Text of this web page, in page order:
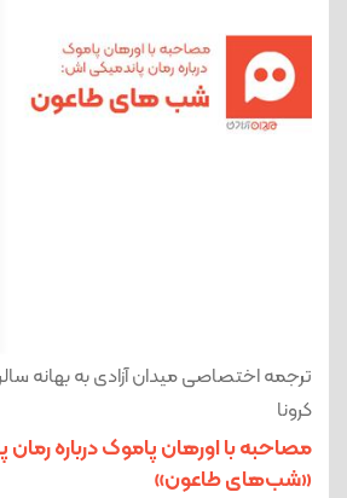
ترجمه اختصاصی میدان آزادی به بهانه
کرونا
مصاحبه با اورهان پاموک درباره
«شب‌های طاعون»